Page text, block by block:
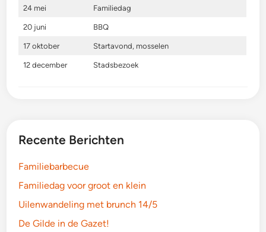
24 mei Familiedag
20 juni BBQ
17 oktober Startavond, mosselen
12 december Stadsbezoek
Recente Berichten
Familiebarbecue
Familiedag voor groot en klein
Uilenwandeling met brunch 14/5
De Gilde in de Gazet!